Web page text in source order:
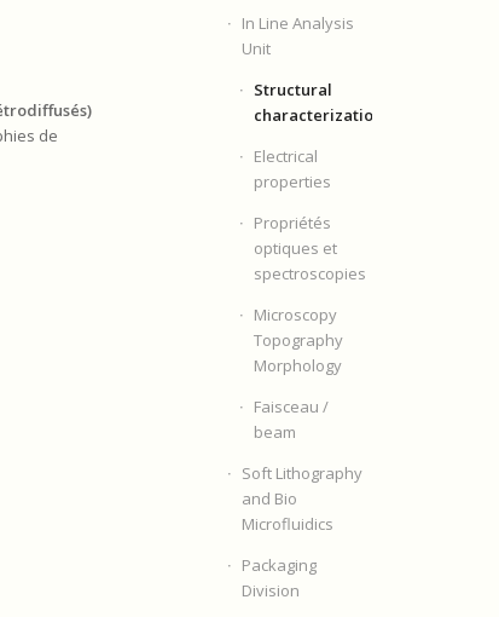
de
In Line Analysis
Unit
Structural
characterizations
Electrical
properties
Propriétés
optiques et
spectroscopies
Microscopy
Topography
Morphology
Faisceau /
beam
Soft Lithography
and Bio
Microfluidics
Packaging
Division